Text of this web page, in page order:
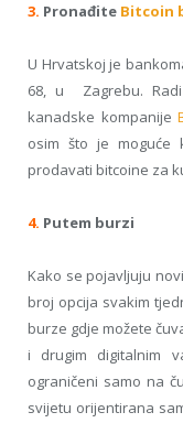
3. Pronađite Bitcoin
U Hrvatskoj je
68, u Zagrebu.
kanadske kompanije
osim što je moguće
prodavati bitcoine za
4. Putem burzi
Kako se pojavljuju
broj opcija svakim
burze gdje možete
i drugim digitalnim
ograničeni samo na
svijetu orijentirana